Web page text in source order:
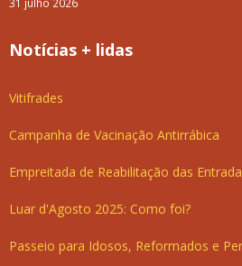
Notícias + lidas
Vitifrades
Campanha de Vacinação Antirrábica
Empreitada de Reabilitação das
Luar d'Agosto 2025: Como foi?
Passeio para Idosos, Reformados e